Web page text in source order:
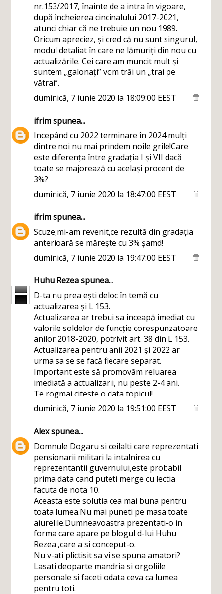
nr.153/2017, înainte de a intra în vigoare,
după încheierea cincinalului 2017-2021,
atunci chiar că ne trebuie un nou 1989.
Oricum apreciez, și cred că nu sunt singurul,
modul detaliat în care ne lămuriți din nou cu
actualizările. Cei care am muncit mult și
suntem „galonați” vom trăi un „trai pe
vătrai”.
duminică, 7 iunie 2020 la 18:09:00 EEST
ifrimspunea...
Incepând cu 2022 terminare în 2024 mulți
dintre noi nu mai prindem noile grile!Care
este diferența între gradația I și VII dacă
toate se majorează cu același procent de
3%?
duminică, 7 iunie 2020 la 18:47:00 EEST
ifrimspunea...
Scuze,mi-am revenit,ce rezultă din gradația
anterioară se mărește cu 3% șamd!
duminică, 7 iunie 2020 la 19:47:00 EEST
Huhu Rezeaspunea...
D-ta nu prea ești deloc în temă cu
actualizarea și L 153.
Actualizarea ar trebui sa inceapă imediat cu
valorile soldelor de funcție corespunzatoare
anilor 2018-2020, potrivit art. 38 din L 153.
Actualizarea pentru anii 2021 și 2022 ar
urma sa se se facă fiecare separat.
Important este să promovăm reluarea
imediată a actualizarii, nu peste 2-4 ani.
Te rogmai citeste o data topicul!
duminică, 7 iunie 2020 la 19:51:00 EEST
Alexspunea...
Domnule Dogaru si ceilalti care reprezentati
pensionarii militari la intalnirea cu
reprezentantii guvernului,este probabil
prima data cand puteti merge cu lectia
facuta de nota 10.
Aceasta este solutia cea mai buna pentru
toata lumea.Nu mai puneti pe masa toate
aiurelile.Dumneavoastra prezentati-o in
forma care apare pe blogul d-lui Huhu
Rezea ,care a si conceput-o.
Nu v-ati plictisit sa vi se spuna amatori?
Lasati deoparte mandria si orgoliile
personale si faceti odata ceva ca lumea
pentru toti.